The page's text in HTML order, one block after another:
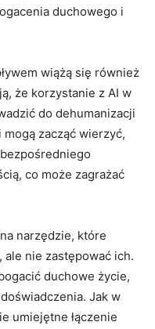
duchowego i
wiążą się również
że korzystanie z AI w
do dehumanizacji
zacząć wierzyć,
co może zagrażać
narzędzie, które
nie zastępować ich.
duchowe życie,
Jak w
umiejętne łączenie